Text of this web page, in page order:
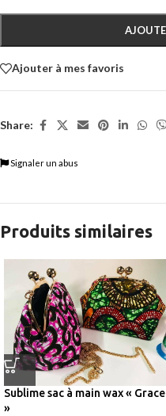
Ajouter à mes favoris
Share:
Signaler un abus
Produits similaires
Sublime sac à main wax « Grace
»